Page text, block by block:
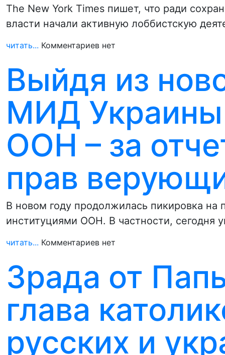
The New York Times пишет, что ради
власти начали активную лоббистскую
читать... Комментариев нет
Выйдя из
МИД Украины
ООН – за
прав
В новом году продолжилась пикировка
институциями ООН. В частности, сегодня
читать... Комментариев нет
Зрада от
глава
русских и